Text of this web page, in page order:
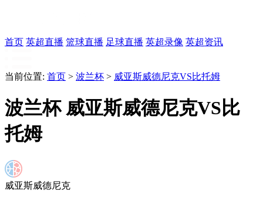
首页 英超直播 篮球直播 足球直播 英超录像 英超资讯
当前位置: 首页 > 波兰杯 > 威亚斯威德尼克VS比托姆
波兰杯 威亚斯威德尼克VS比
托姆
威亚斯威德尼克